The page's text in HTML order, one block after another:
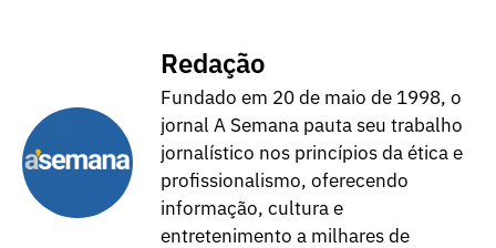
Redação
Fundado em 20 de maio de 1998, o
jornal A Semana pauta seu trabalho
jornalístico nos princípios da ética e
profissionalismo, oferecendo
informação, cultura e
entretenimento a milhares de